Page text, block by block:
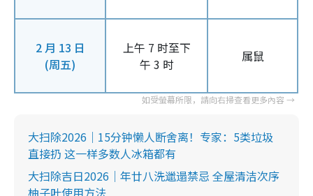
2 月 13 日
(周五)
上午 7 时至下
午 3 时
属鼠
大扫除2026｜15分钟懒人断舍离！专家：5类垃圾
直接扔 这一样多数人冰箱都有
大扫除吉日2026｜年廿八洗邋遢禁忌 全屋清洁次序